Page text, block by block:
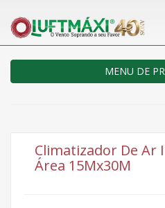
MENU DE
Climatizador De Ar
Área 15Mx30M